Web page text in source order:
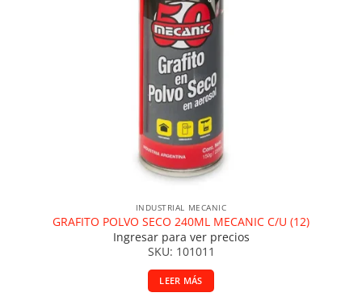
INDUSTRIAL MECANIC
GRAFITO POLVO SECO 240ML MECANIC C/U (12)
Ingresar para ver precios
SKU: 101011
LEER MÁS